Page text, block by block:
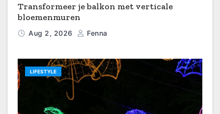
Transformeer je balkon met verticale
bloemenmuren
Aug 2, 2026 Fenna
LIFESTYLE